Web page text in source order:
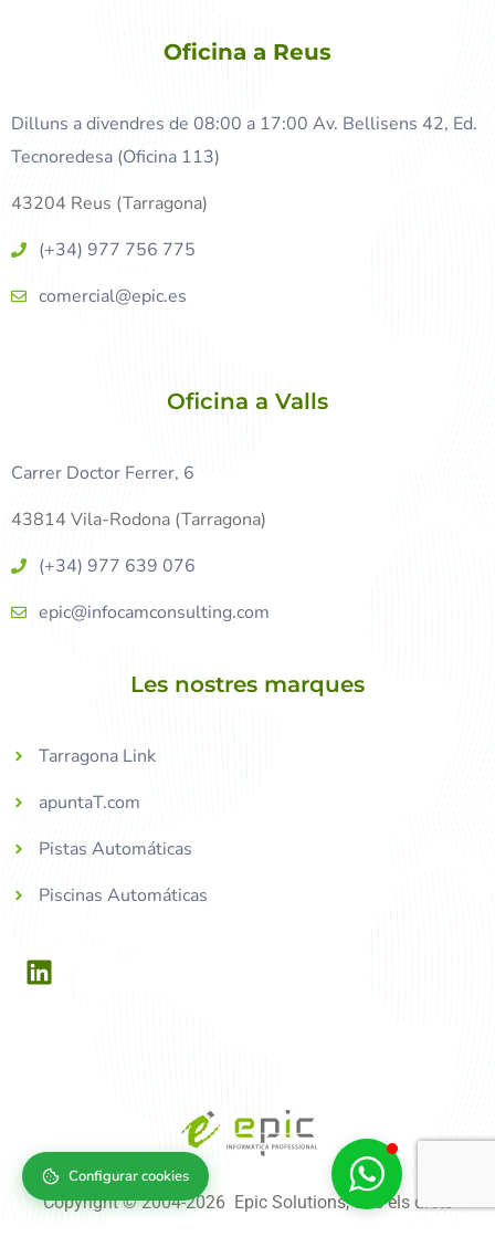
Oficina a Reus
Dilluns a divendres de 08:00 a 17:00 Av. Bellisens 42, Ed.
Tecnoredesa (Oficina 113)
43204 Reus (Tarragona)
(+34) 977 756 775
comercial@epic.es
Oficina a Valls
Carrer Doctor Ferrer, 6
43814 Vila-Rodona (Tarragona)
(+34) 977 639 076
epic@infocamconsulting.com
Les nostres marques
Tarragona Link
apuntaT.com
Pistas Automáticas
Piscinas Automáticas
Copyright © 2004-2026 Epic Solutions, tots els drets
Configurar cookies